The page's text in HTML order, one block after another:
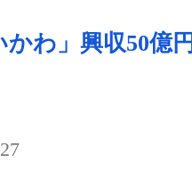
わ」興収50億円